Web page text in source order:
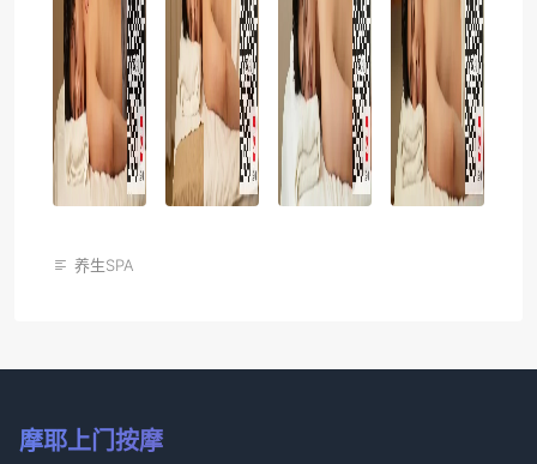
养生SPA
摩耶上门按摩